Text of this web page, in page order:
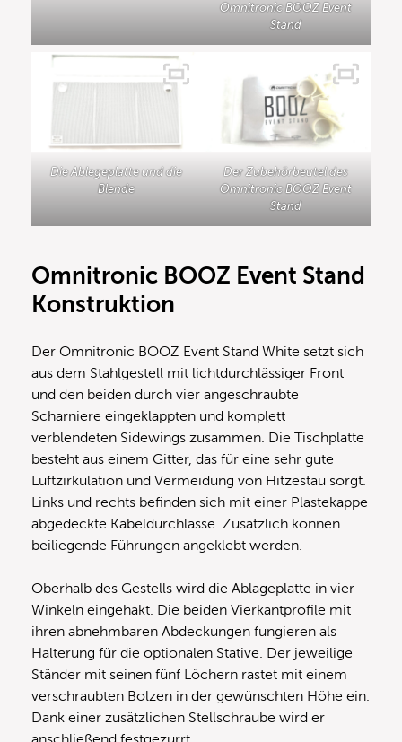
Omnitronic BOOZ Event
Stand
Die Ablegeplatte und die
Blende
Der Zubehörbeutel des
Omnitronic BOOZ Event
Stand
Omnitronic BOOZ Event Stand
Konstruktion
Der Omnitronic BOOZ Event Stand White setzt sich
aus dem Stahlgestell mit lichtdurchlässiger Front
und den beiden durch vier angeschraubte
Scharniere eingeklappten und komplett
verblendeten Sidewings zusammen. Die Tischplatte
besteht aus einem Gitter, das für eine sehr gute
Luftzirkulation und Vermeidung von Hitzestau sorgt.
Links und rechts befinden sich mit einer Plastekappe
abgedeckte Kabeldurchlässe. Zusätzlich können
beiliegende Führungen angeklebt werden.
Oberhalb des Gestells wird die Ablageplatte in vier
Winkeln eingehakt. Die beiden Vierkantprofile mit
ihren abnehmbaren Abdeckungen fungieren als
Halterung für die optionalen Stative. Der jeweilige
Ständer mit seinen fünf Löchern rastet mit einem
verschraubten Bolzen in der gewünschten Höhe ein.
Dank einer zusätzlichen Stellschraube wird er